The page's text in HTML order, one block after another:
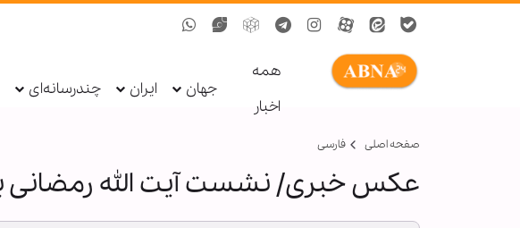
همه
اخبار
جهان ایران چندرسانه‌ای
صفحه اصلی فارسی
عکس خبری/ نشست آیت الله رمضانی